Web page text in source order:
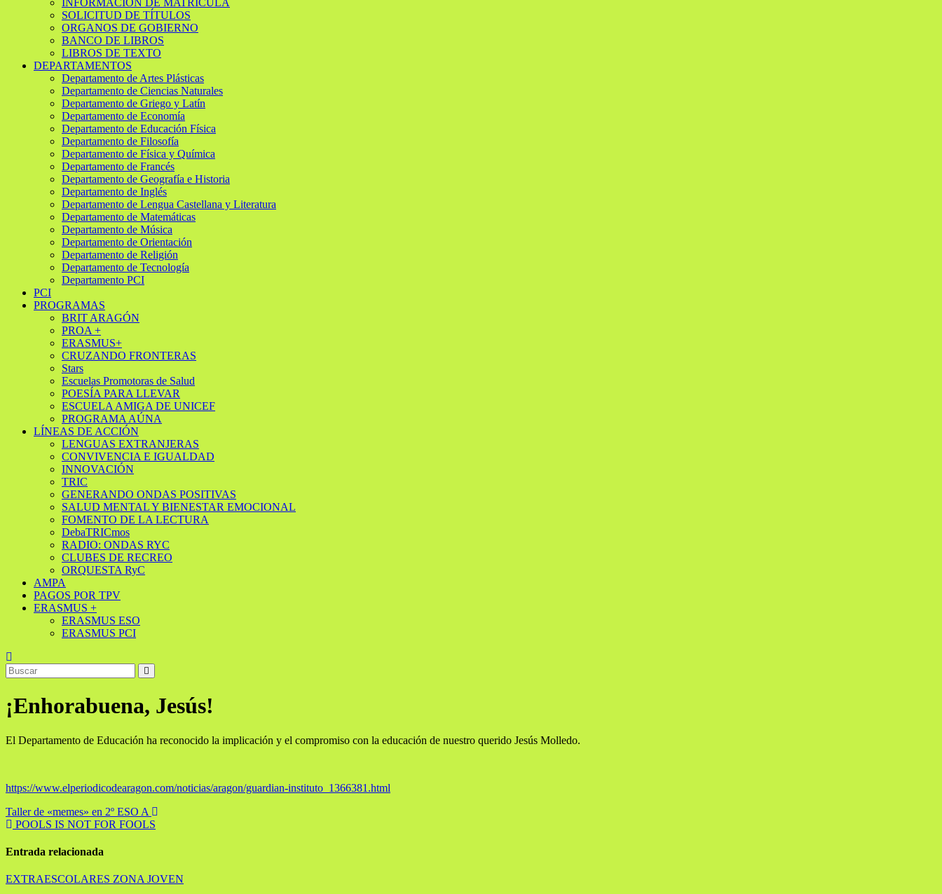
INFORMACIÓN DE MATRÍCULA
SOLICITUD DE TÍTULOS
ORGANOS DE GOBIERNO
BANCO DE LIBROS
LIBROS DE TEXTO
DEPARTAMENTOS
Departamento de Artes Plásticas
Departamento de Ciencias Naturales
Departamento de Griego y Latín
Departamento de Economía
Departamento de Educación Física
Departamento de Filosofía
Departamento de Física y Química
Departamento de Francés
Departamento de Geografía e Historia
Departamento de Inglés
Departamento de Lengua Castellana y Literatura
Departamento de Matemáticas
Departamento de Música
Departamento de Orientación
Departamento de Religión
Departamento de Tecnología
Departamento PCI
PCI
PROGRAMAS
BRIT ARAGÓN
PROA +
ERASMUS+
CRUZANDO FRONTERAS
Stars
Escuelas Promotoras de Salud
POESÍA PARA LLEVAR
ESCUELA AMIGA DE UNICEF
PROGRAMA AÚNA
LÍNEAS DE ACCIÓN
LENGUAS EXTRANJERAS
CONVIVENCIA E IGUALDAD
INNOVACIÓN
TRIC
GENERANDO ONDAS POSITIVAS
SALUD MENTAL Y BIENESTAR EMOCIONAL
FOMENTO DE LA LECTURA
DebaTRICmos
RADIO: ONDAS RYC
CLUBES DE RECREO
ORQUESTA RyC
AMPA
PAGOS POR TPV
ERASMUS +
ERASMUS ESO
ERASMUS PCI
¡Enhorabuena, Jesús!
El Departamento de Educación ha reconocido la implicación y el compromiso con la educación de nuestro querido Jesús Molledo.
https://www.elperiodicodearagon.com/noticias/aragon/guardian-instituto_1366381.html
Navegación
de
entradas
Taller de «memes» en 2º ESO A
POOLS IS NOT FOR FOOLS
Entrada relacionada
EXTRAESCOLARES ZONA JOVEN